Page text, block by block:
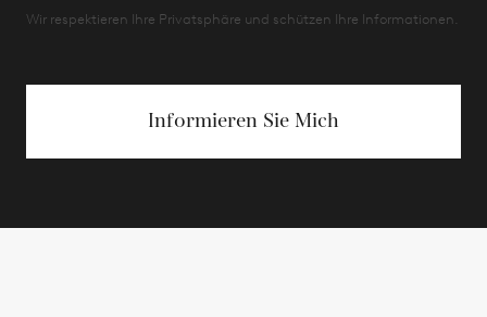
Wir respektieren Ihre Privatsphäre und schützen Ihre Informationen.
Informieren Sie Mich